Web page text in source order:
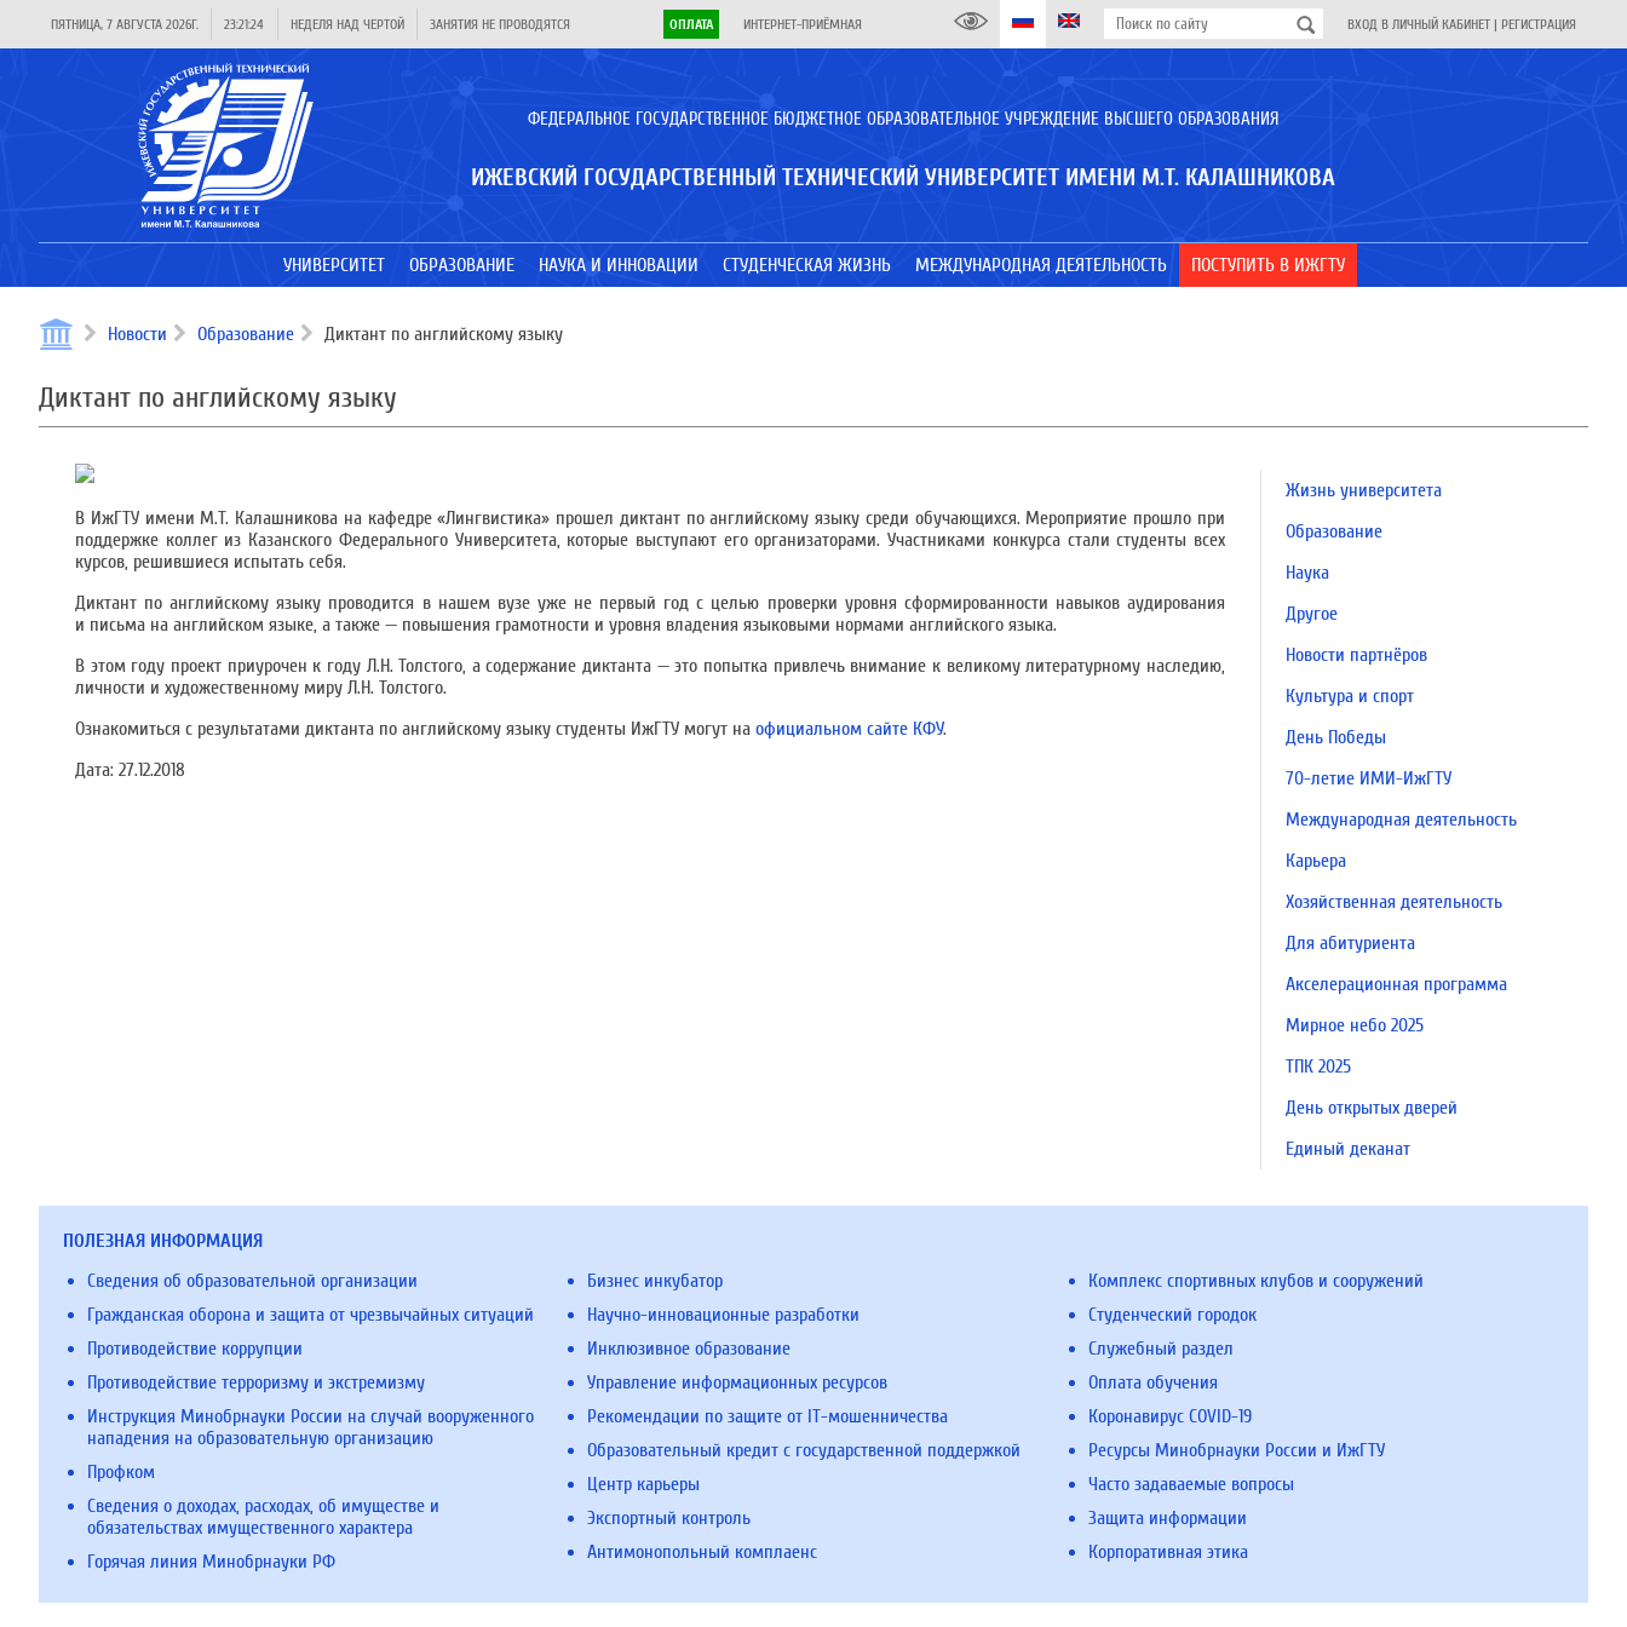
ПЯТНИЦА, 7 АВГУСТА 2026Г. 23:21:24 НЕДЕЛЯ НАД ЧЕРТОЙ ЗАНЯТИЯ НЕ ПРОВОДЯТСЯ ОПЛАТА ИНТЕРНЕТ-ПРИЁМНАЯ ВХОД В ЛИЧНЫЙ КАБИНЕТ | РЕГИСТРАЦИЯ
ФЕДЕРАЛЬНОЕ ГОСУДАРСТВЕННОЕ БЮДЖЕТНОЕ ОБРАЗОВАТЕЛЬНОЕ УЧРЕЖДЕНИЕ ВЫСШЕГО ОБРАЗОВАНИЯ
ИЖЕВСКИЙ ГОСУДАРСТВЕННЫЙ ТЕХНИЧЕСКИЙ УНИВЕРСИТЕТ ИМЕНИ М.Т. КАЛАШНИКОВА
УНИВЕРСИТЕТ ОБРАЗОВАНИЕ НАУКА И ИННОВАЦИИ СТУДЕНЧЕСКАЯ ЖИЗНЬ МЕЖДУНАРОДНАЯ ДЕЯТЕЛЬНОСТЬ ПОСТУПИТЬ В ИЖГТУ
Новости Образование Диктант по английскому языку
Диктант по английскому языку
В ИжГТУ имени М.Т. Калашникова на кафедре «Лингвистика» прошел диктант по английскому языку среди обучающихся. Мероприятие прошло при
поддержке коллег из Казанского Федерального Университета, которые выступают его организаторами. Участниками конкурса стали студенты всех
курсов, решившиеся испытать себя.
Диктант по английскому языку проводится в нашем вузе уже не первый год с целью проверки уровня сформированности навыков аудирования
и письма на английском языке, а также — повышения грамотности и уровня владения языковыми нормами английского языка.
В этом году проект приурочен к году Л.Н. Толстого, а содержание диктанта — это попытка привлечь внимание к великому литературному наследию,
личности и художественному миру Л.Н. Толстого.
Ознакомиться с результатами диктанта по английскому языку студенты ИжГТУ могут на официальном сайте КФУ.
Дата: 27.12.2018
Жизнь университета
Образование
Наука
Другое
Новости партнёров
Культура и спорт
День Победы
70-летие ИМИ-ИжГТУ
Международная деятельность
Карьера
Хозяйственная деятельность
Для абитуриента
Акселерационная программа
Мирное небо 2025
ТПК 2025
День открытых дверей
Единый деканат
ПОЛЕЗНАЯ ИНФОРМАЦИЯ
Сведения об образовательной организации
Гражданская оборона и защита от чрезвычайных ситуаций
Противодействие коррупции
Противодействие терроризму и экстремизму
Инструкция Минобрнауки России на случай вооруженного
нападения на образовательную организацию
Профком
Сведения о доходах, расходах, об имуществе и
обязательствах имущественного характера
Горячая линия Минобрнауки РФ
Бизнес инкубатор
Научно-инновационные разработки
Инклюзивное образование
Управление информационных ресурсов
Рекомендации по защите от IT-мошенничества
Образовательный кредит с государственной поддержкой
Центр карьеры
Экспортный контроль
Антимонопольный комплаенс
Комплекс спортивных клубов и сооружений
Студенческий городок
Служебный раздел
Оплата обучения
Коронавирус COVID-19
Ресурсы Минобрнауки России и ИжГТУ
Часто задаваемые вопросы
Защита информации
Корпоративная этика